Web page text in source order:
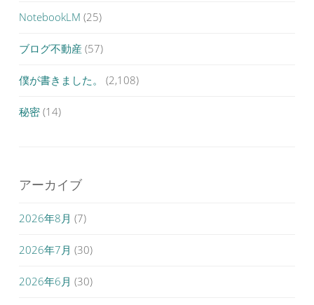
NotebookLM (25)
ブログ不動産 (57)
僕が書きました。 (2,108)
秘密 (14)
アーカイブ
2026年8月 (7)
2026年7月 (30)
2026年6月 (30)